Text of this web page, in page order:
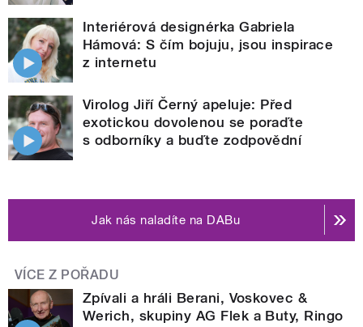
Interiérová designérka Gabriela
Hámová: S čím bojuju, jsou inspirace
z internetu
Virolog Jiří Černý apeluje: Před
exotickou dovolenou se poraďte
s odborníky a buďte zodpovědní
Jak nás naladíte na DABu
VÍCE Z POŘADU
Zpívali a hráli Berani, Voskovec &
Werich, skupiny AG Flek a Buty, Ringo